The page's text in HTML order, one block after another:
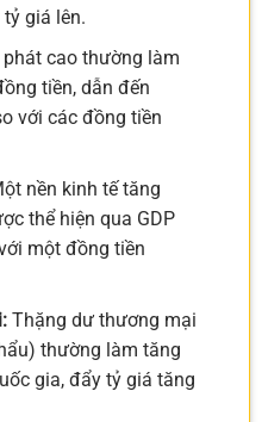
giá lên.
cao thường làm
tiền, dẫn đến
với các đồng tiền
nền kinh tế tăng
thể hiện qua GDP
một đồng tiền
Thặng dư thương mại
thường làm tăng
gia, đẩy tỷ giá tăng